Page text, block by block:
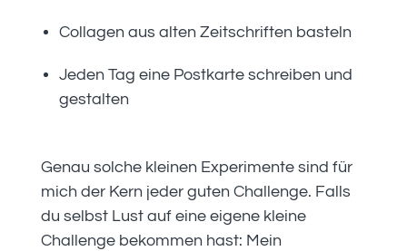
Collagen aus alten Zeitschriften basteln
Jeden Tag eine Postkarte schreiben und
gestalten
Genau solche kleinen Experimente sind für
mich der Kern jeder guten Challenge. Falls
du selbst Lust auf eine eigene kleine
Challenge bekommen hast: Mein